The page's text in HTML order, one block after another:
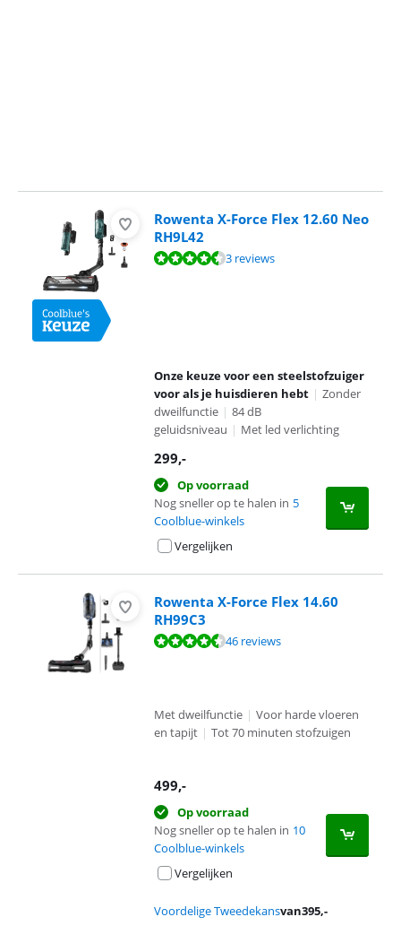
Rowenta X-Force Flex 12.60 Neo
RH9L42
Beoordeling is 8,8 van de 10, gebaseerd op 3 reviews.
3 reviews
Onze keuze voor een steelstofzuiger
voor als je huisdieren hebt | Zonder
dweilfunctie | 84 dB
geluidsniveau | Met led verlichting
299,-
Op voorraad
Nog sneller op te halen in 5
Coolblue-winkels
Vergelijken
Rowenta X-Force Flex 14.60
RH99C3
Beoordeling is 8,8 van de 10, gebaseerd op 46 reviews.
46 reviews
Met dweilfunctie | Voor harde vloeren
en tapijt | Tot 70 minuten stofzuigen
499,-
Op voorraad
Nog sneller op te halen in 10
Coolblue-winkels
Vergelijken
Voordelige Tweedekansvan395,-